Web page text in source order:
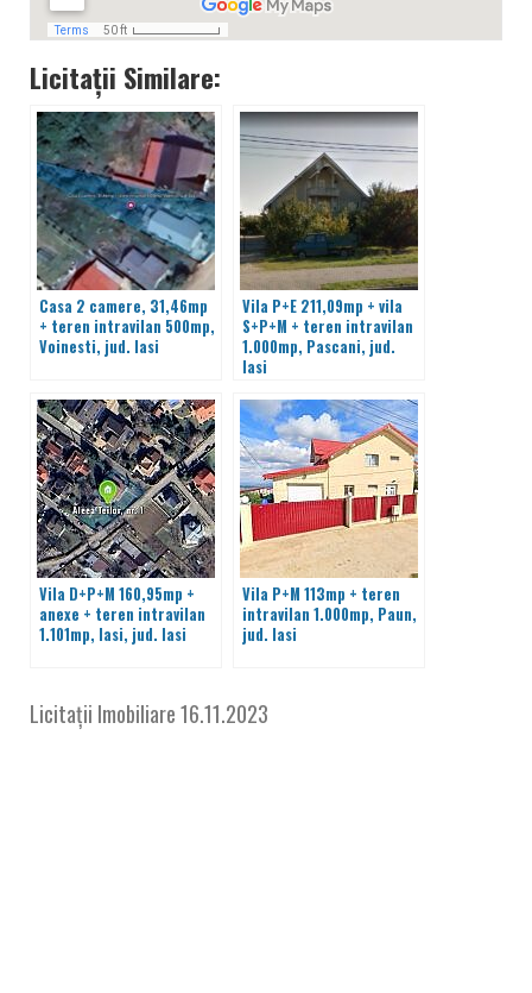
Licitații Similare:
Casa 2 camere, 31,46mp
+ teren intravilan 500mp,
Voinesti, jud. Iasi
Vila P+E 211,09mp + vila
S+P+M + teren intravilan
1.000mp, Pascani, jud.
Iasi
Vila D+P+M 160,95mp +
anexe + teren intravilan
1.101mp, Iasi, jud. Iasi
Vila P+M 113mp + teren
intravilan 1.000mp, Paun,
jud. Iasi
Licitații Imobiliare16.11.2023